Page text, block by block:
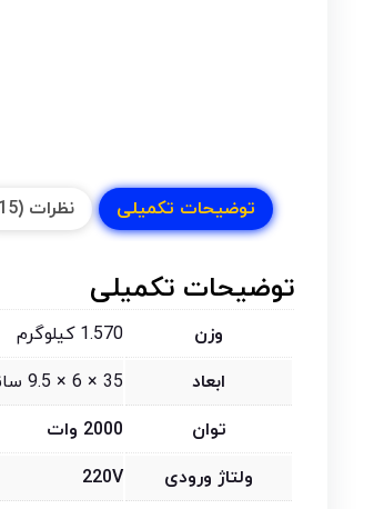
توضیحات تکمیلی نظرات (15)
توضیحات تکمیلی
وزن
1.570 کیلوگرم
ابعاد
35 × 6 × 9.5 سانتیمتر
توان
2000 وات
ولتاژ ورودی
220V